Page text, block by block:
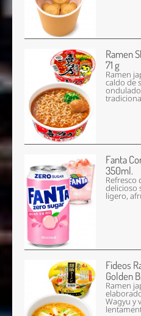
Ramen
71 g
Ramen
caldo de
Fanta
350ml.
Refresco
delicioso
ligero,
Fideos
Golden
Ramen
Wagyu y